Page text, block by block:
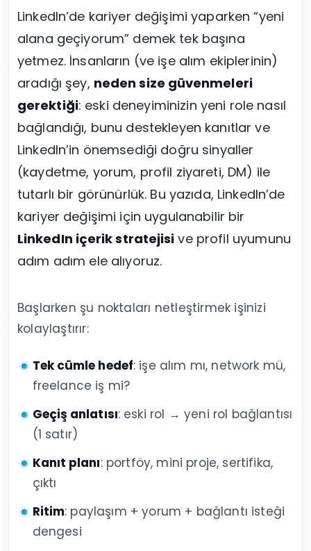
Tümünü Gör
LinkedIn’de kariyer değişimi yaparken “yeni
alana geçiyorum” demek tek başına
yetmez. İnsanların (ve işe alım ekiplerinin)
aradığı şey, neden size güvenmeleri
gerektiği: eski deneyiminizin yeni role nasıl
bağlandığı, bunu destekleyen kanıtlar ve
LinkedIn’in önemsediği doğru sinyaller
(kaydetme, yorum, profil ziyareti, DM) ile
tutarlı bir görünürlük. Bu yazıda, LinkedIn’de
kariyer değişimi için uygulanabilir bir
LinkedIn içerik stratejisi ve profil uyumunu
adım adım ele alıyoruz.
Başlarken şu noktaları netleştirmek işinizi
kolaylaştırır:
Tek cümle hedef: işe alım mı, network mü,
freelance iş mi?
Geçiş anlatısı: eski rol → yeni rol bağlantısı
(1 satır)
Kanıt planı: portföy, mini proje, sertifika,
çıktı
Ritim: paylaşım + yorum + bağlantı isteği
dengesi